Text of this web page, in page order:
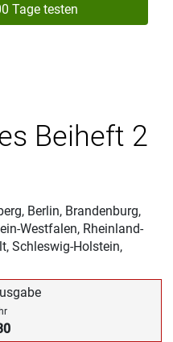
Tage testen
Beiheft 2
Berlin, Brandenburg,
Westfalen, Rheinland-
Schleswig-Holstein,